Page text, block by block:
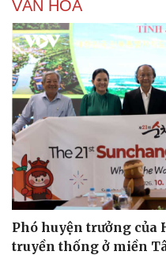
VĂN HÓA
Phó huyện trưởng của
truyền thống ở miền